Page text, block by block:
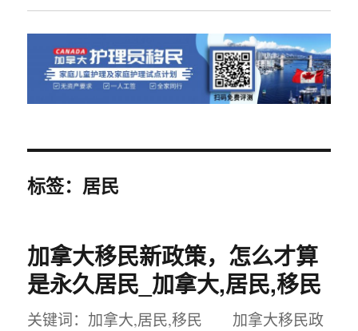
标签：居民
加拿大移民新政策，怎么才算
是永久居民_加拿大,居民,移民
关键词：加拿大,居民,移民 加拿大移民政